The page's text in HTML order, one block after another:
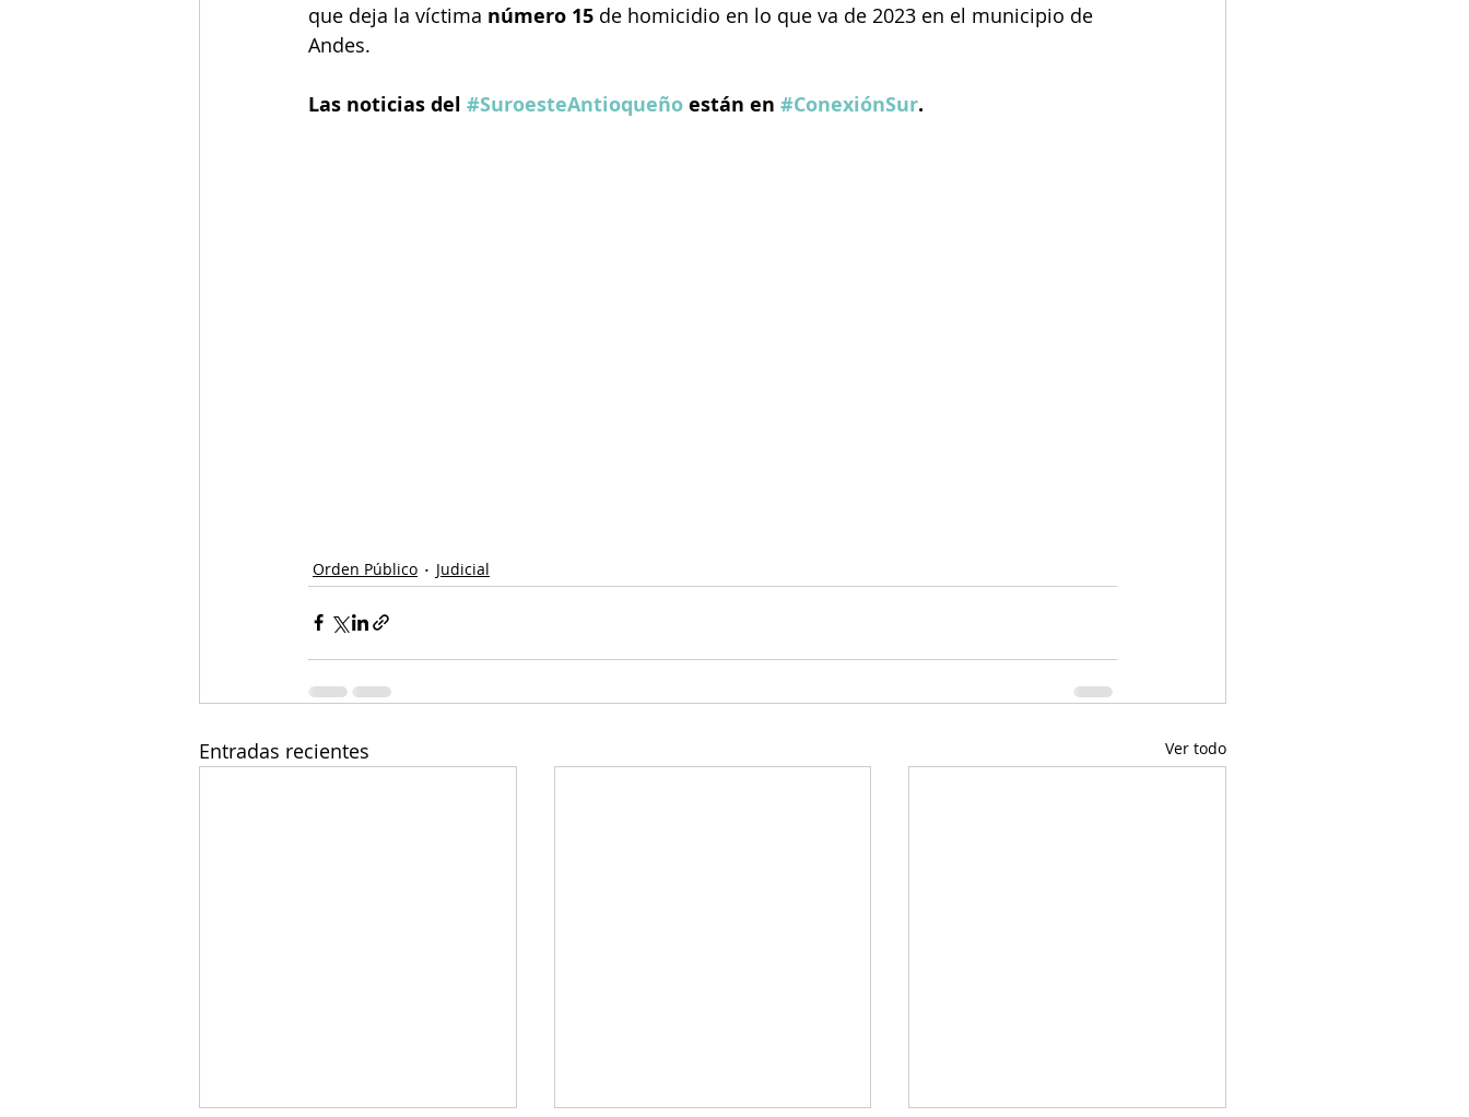
que deja la víctima número 15 de homicidio en lo que va de 2023 en el municipio de
Andes.
Las noticias del #SuroesteAntioqueño están en #ConexiónSur.
Orden Público Judicial
Entradas recientes Ver todo